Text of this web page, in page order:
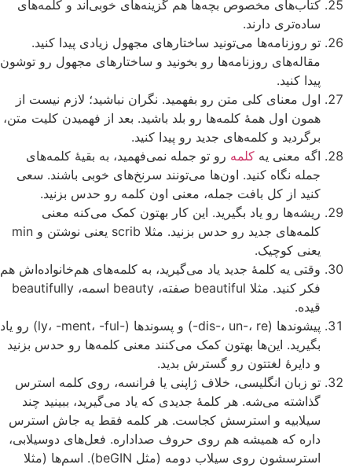
کتاب‌های مخصوص بچه‌ها هم گزینه‌های خوبی‌اند و کلمه‌های
ساده‌تری دارند.
تو روزنامه‌ها می‌تونید ساختارهای مجهول زیادی پیدا کنید.
مقاله‌های روزنامه‌ها رو بخونید و ساختارهای مجهول رو توشون
پیدا کنید.
اول معنای کلی متن رو بفهمید. نگران نباشید؛ لازم نیست از
همون اول همۀ کلمه‌ها رو بلد باشید. بعد از فهمیدن کلیت متن،
برگردید و کلمه‌های جدید رو پیدا کنید.
اگه معنی یه کلمه رو تو جمله نمی‌فهمید، به بقیۀ کلمه‌های
جمله نگاه کنید. اون‌ها می‌تونند سرنخ‌های خوبی باشند. سعی
کنید از کل بافت جمله، معنی اون کلمه رو حدس بزنید.
ریشه‌ها رو یاد بگیرید. این کار بهتون کمک می‌کنه معنی
کلمه‌های جدید رو حدس بزنید. مثلا scrib یعنی نوشتن و min
یعنی کوچیک.
وقتی یه کلمۀ جدید یاد می‌گیرید، به کلمه‌های هم‌خانواده‌اش هم
فکر کنید. مثلا beautiful صفته، beauty اسمه، beautifully
قیده.
پیشوندها (dis-، un-، re-) و پسوندها (-ly، -ment، -ful) رو یاد
بگیرید. این‌ها بهتون کمک می‌کنند معنی کلمه‌ها رو حدس بزنید
و دایرۀ لغتتون رو گسترش بدید.
تو زبان انگلیسی، خلاف ژاپنی یا فرانسه، روی کلمه استرس
گذاشته می‌شه. هر کلمۀ جدیدی که یاد می‌گیرید، ببینید چند
سیلابیه و استرسش کجاست. هر کلمه فقط یه جاش استرس
داره که همیشه هم روی حروف صداداره. فعل‌های دوسیلابی،
استرسشون روی سیلاب دومه (مثل beGIN). اسم‌ها (مثلا